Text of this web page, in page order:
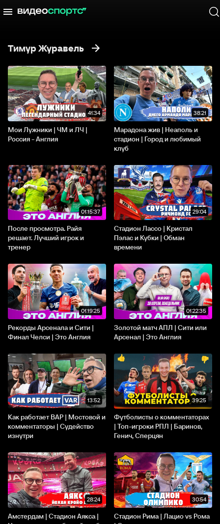
Тимур Журавель
41:34
Мои Лужники | ЧМ и ЛЧ |
Россия - Англия
38:21
Марадона жив | Неаполь и
стадион | Город и любимый
клуб
01:15:37
После просмотра. Райя
решает. Лучший игрок и
тренер
29:04
Стадион Лассо | Кристал
Пэлас и Кубки | Обман
времени
01:19:25
Рекорды Арсенала и Сити |
Финал Челси | Это Англия
01:22:35
Золотой матч АПЛ | Сити или
Арсенал | Это Англия
13:52
Как работает ВАР | Мостовой и
комментаторы | Судейство
изнутри
39:25
Футболисты о комментаторах
| Топ-игроки РПЛ | Баринов,
Генич, Сперцян
28:24
Амстердам | Стадион Аякса |
30:54
Стадион Рима | Лацио vs Рома